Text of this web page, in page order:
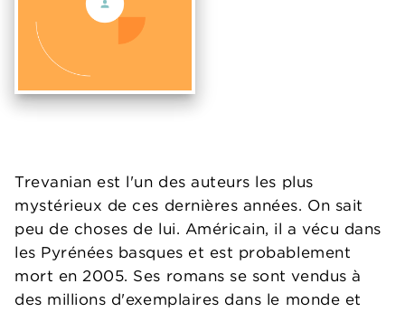
Trevanian est l'un des auteurs les plus
mystérieux de ces dernières années. On sait
peu de choses de lui. Américain, il a vécu dans
les Pyrénées basques et est probablement
mort en 2005. Ses romans se sont vendus à
des millions d'exemplaires dans le monde et